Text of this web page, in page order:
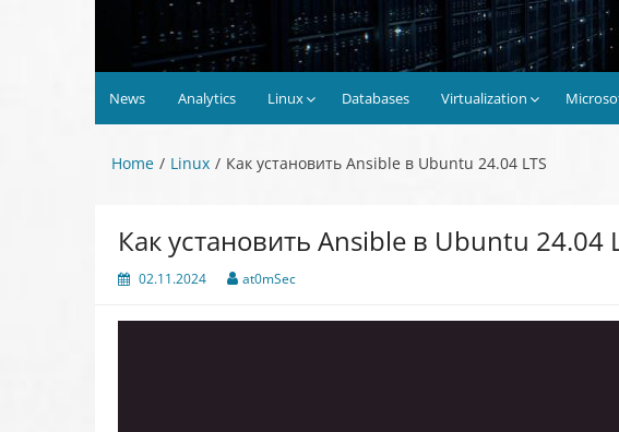
News Analytics Linux Databases Virtualization
Home Linux Как установить Ansible в Ubuntu 24.04 LTS
Как установить Ansible в Ubuntu 24.04
02.11.2024 at0mSec